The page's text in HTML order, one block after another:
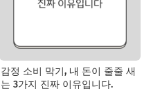
감정 소비 막기, 내 돈이 줄줄 새
는 3가지 진짜 이유입니다.